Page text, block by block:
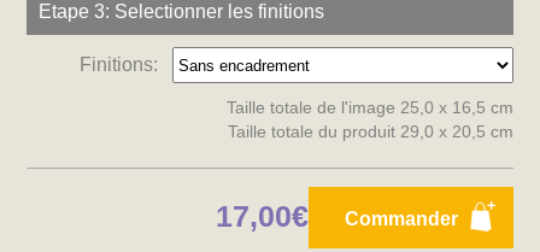
Etape 3: Selectionner les finitions
Finitions:
Taille totale de l'image 25,0 x 16,5 cm
Taille totale du produit 29,0 x 20,5 cm
Commander
17,00€